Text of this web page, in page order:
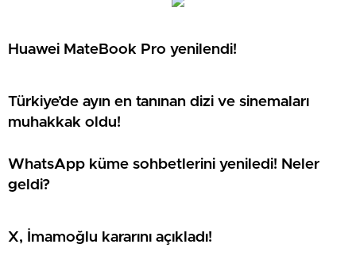
Huawei MateBook Pro yenilendi!
Türkiye’de ayın en tanınan dizi ve sinemaları
muhakkak oldu!
WhatsApp küme sohbetlerini yeniledi! Neler
geldi?
X, İmamoğlu kararını açıkladı!